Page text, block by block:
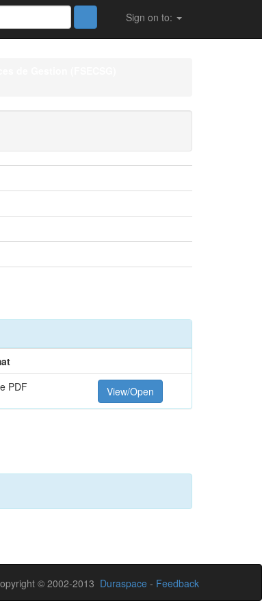
Sign on to:
PDF View/Open
© 2002-2013 Duraspace - Feedback